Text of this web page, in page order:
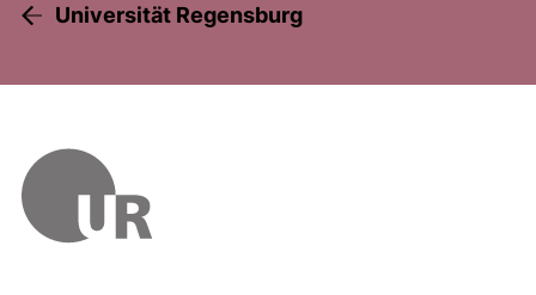
Universität Regensburg